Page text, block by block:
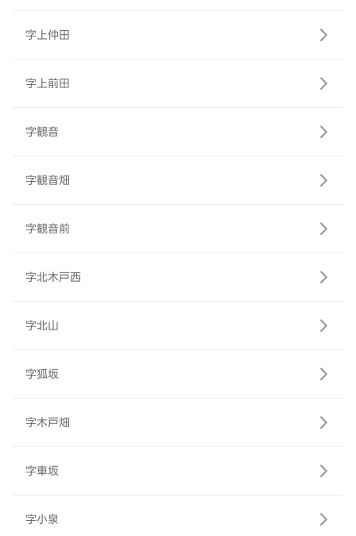
字上仲田
字上前田
字観音
字観音畑
字観音前
字北木戸西
字北山
字狐坂
字木戸畑
字車坂
字小泉